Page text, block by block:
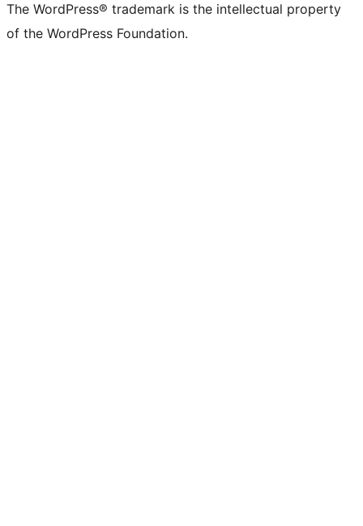
The WordPress® trademark is the intellectual property
of the WordPress Foundation.